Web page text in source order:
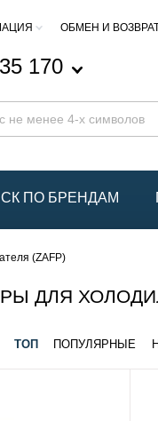
ОБМЕН И
170
ПО БРЕНДАМ
(ZAFP)
ДЛЯ
ТОП ПОПУЛЯРНЫЕ